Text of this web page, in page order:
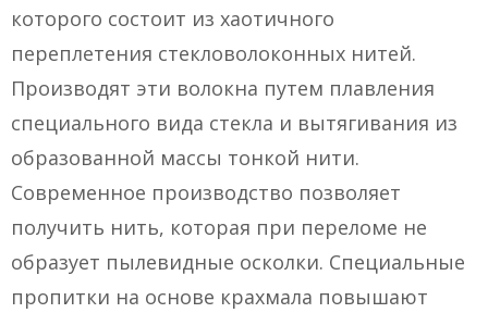
которого состоит из хаотичного
переплетения стекловолоконных нитей.
Производят эти волокна путем плавления
специального вида стекла и вытягивания из
образованной массы тонкой нити.
Современное производство позволяет
получить нить, которая при переломе не
образует пылевидные осколки. Специальные
пропитки на основе крахмала повышают